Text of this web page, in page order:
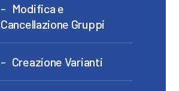
Modifica e
Cancellazione Gruppi
Creazione Varianti